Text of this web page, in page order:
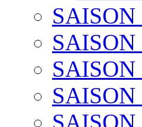
SAISON
SAISON
SAISON
SAISON
SAISON